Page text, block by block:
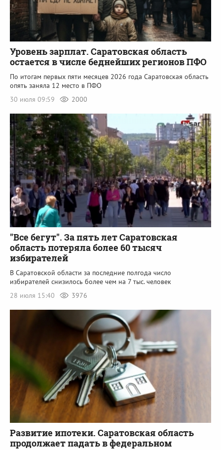
Уровень зарплат. Саратовская область
остается в числе беднейших регионов ПФО
По итогам первых пяти месяцев 2026 года Саратовская область
опять заняла 12 место в ПФО
30 июля 09:59
2000
"Все бегут". За пять лет Саратовская
область потеряла более 60 тысяч
избирателей
В Саратовской области за последние полгода число
избирателей снизилось более чем на 7 тыс. человек
28 июля 15:40
3976
Развитие ипотеки. Саратовская область
продолжает падать в федеральном